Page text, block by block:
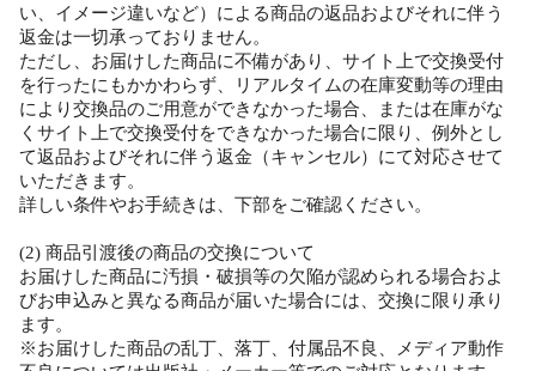
い、イメージ違いなど）による商品の返品およびそれに伴う
返金は一切承っておりません。
ただし、お届けした商品に不備があり、サイト上で交換受付
を行ったにもかかわらず、リアルタイムの在庫変動等の理由
により交換品のご用意ができなかった場合、または在庫がな
くサイト上で交換受付をできなかった場合に限り、例外とし
て返品およびそれに伴う返金（キャンセル）にて対応させて
いただきます。
詳しい条件やお手続きは、下部をご確認ください。
(2) 商品引渡後の商品の交換について
お届けした商品に汚損・破損等の欠陥が認められる場合およ
びお申込みと異なる商品が届いた場合には、交換に限り承り
ます。
※お届けした商品の乱丁、落丁、付属品不良、メディア動作